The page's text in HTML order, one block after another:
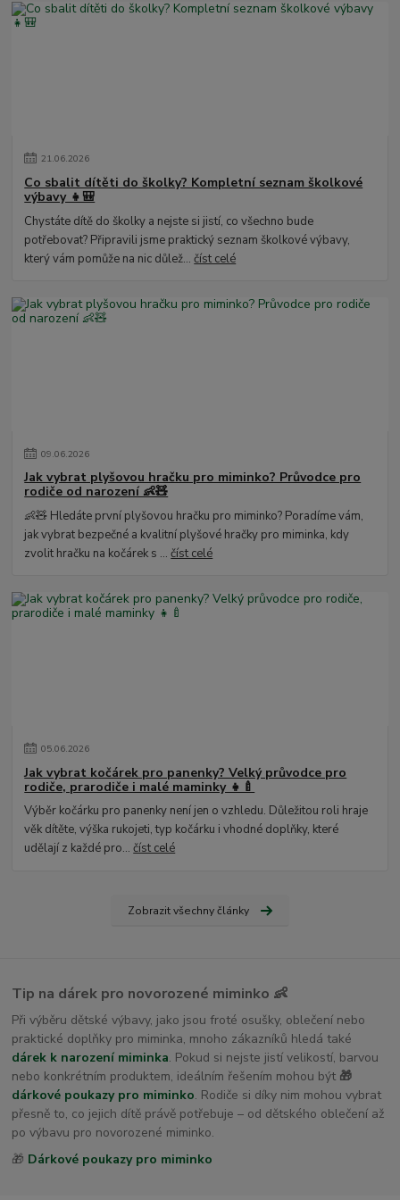
21.06.2026
Co sbalit dítěti do školky? Kompletní seznam školkové
výbavy 👧🎒
Chystáte dítě do školky a nejste si jistí, co všechno bude
potřebovat? Připravili jsme praktický seznam školkové výbavy,
který vám pomůže na nic důlež...číst celé
09.06.2026
Jak vybrat plyšovou hračku pro miminko? Průvodce pro
rodiče od narození 👶🧸
👶🧸 Hledáte první plyšovou hračku pro miminko? Poradíme vám,
jak vybrat bezpečné a kvalitní plyšové hračky pro miminka, kdy
zvolit hračku na kočárek s ...číst celé
05.06.2026
Jak vybrat kočárek pro panenky? Velký průvodce pro
rodiče, prarodiče i malé maminky 👧🍼
Výběr kočárku pro panenky není jen o vzhledu. Důležitou roli hraje
věk dítěte, výška rukojeti, typ kočárku i vhodné doplňky, které
udělají z každé pro...číst celé
Zobrazit všechny články
Tip na dárek pro novorozené miminko 👶
Při výběru dětské výbavy, jako jsou froté osušky, oblečení nebo
praktické doplňky pro miminka, mnoho zákazníků hledá také
dárek k narození miminka. Pokud si nejste jistí velikostí, barvou
nebo konkrétním produktem, ideálním řešením mohou být 🎁
dárkové poukazy pro miminko. Rodiče si díky nim mohou vybrat
přesně to, co jejich dítě právě potřebuje – od dětského oblečení až
po výbavu pro novorozené miminko.
🎁 Dárkové poukazy pro miminko